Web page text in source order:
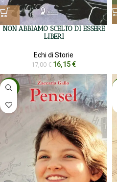
NON ABBIAMO SCELTO DI ESSERE
LIBERI
Echi di Storie
17,00€ 16,15€
-5%